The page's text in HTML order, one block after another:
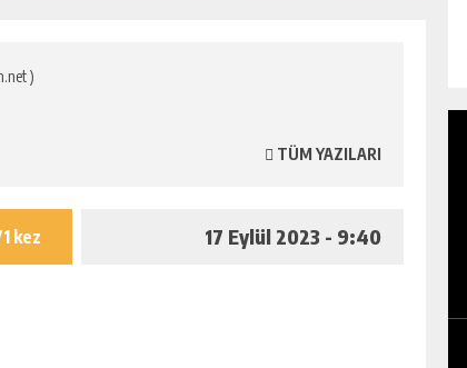
)
TÜM YAZILARI
kez 17 Eylül 2023 - 9:40